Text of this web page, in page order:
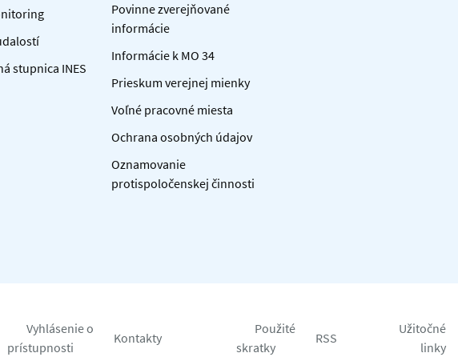
stupnica INES
Povinne zverejňované
informácie
Informácie k MO 34
Prieskum verejnej mienky
Voľné pracovné miesta
Ochrana osobných údajov
Oznamovanie
protispoločenskej činnosti
Vyhlásenie o
prístupnosti
Kontakty
Použité
skratky
RSS
Užitočné
linky